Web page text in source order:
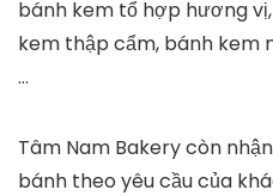
bánh kem tổ hợp hương
kem thập cẩm, bánh kem
…
Tâm Nam Bakery còn
bánh theo yêu cầu của